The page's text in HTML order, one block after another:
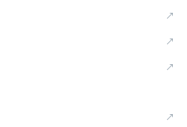
↗
↗
↗
↗